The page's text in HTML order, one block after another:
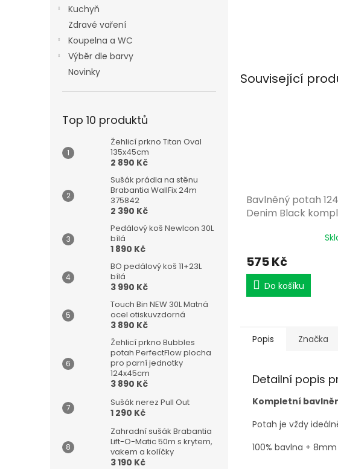
Kuchyň
Zdravé vaření
Koupelna a WC
Výběr dle barvy
Novinky
Top 10 produktů
Žehlicí prkno Titan Oval
135x45cm
2 890 Kč
Sušák prádla na stěnu
Brabantia WallFix 24m
375842
2 390 Kč
Pedálový koš NewIcon 30L
bílá
1 890 Kč
BO pedálový koš 11+23L
bílá
3 990 Kč
Touch Bin NEW 30L Matná
ocel otiskuvzdorná
3 890 Kč
Žehlicí prkno Bubbles
potah PerfectFlow plocha
pro parní jednotky
124x45cm
3 890 Kč
Sušák nerez Pull Out
1 290 Kč
Zahradní sušák Brabantia
Lift-O-Matic 50m s krytem,
vakem a kolíčky
3 190 Kč
Související
Bavlněný potah
Denim Black
575 Kč
Do košíku
Popis Značka
Detailní popis
Kompletní
Potah je vždy
100% bavlna +